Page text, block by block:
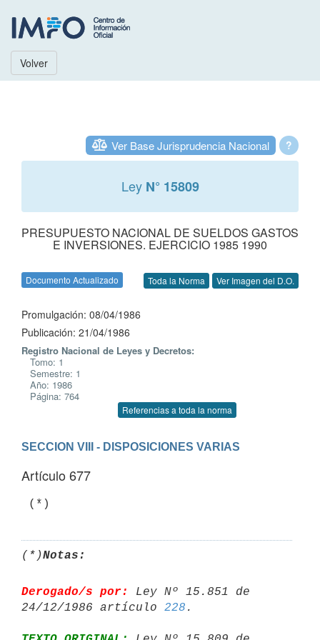
Volver
?
Ver Base Jurisprudencia Nacional
Ley N° 15809
PRESUPUESTO NACIONAL DE SUELDOS GASTOS
E INVERSIONES. EJERCICIO 1985 1990
Documento Actualizado Toda la Norma Ver Imagen del D.O.
Promulgación: 08/04/1986
Publicación: 21/04/1986
Registro Nacional de Leyes y Decretos:
Tomo: 1
Semestre: 1
Año: 1986
Página: 764
Referencias a toda la norma
SECCION VIII - DISPOSICIONES VARIAS
Artículo 677
(*)Notas:
Derogado/s por:
Ley Nº 15.851 de
24/12/1986 artículo 228